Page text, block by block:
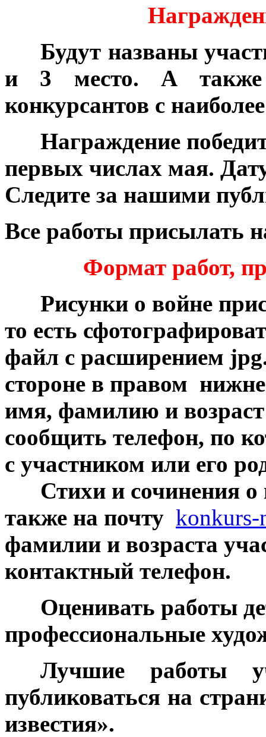
Будут названы
и 3 место. А также
конкурсантов с
Награждение
первых числах мая.
Следите за нашими
Все работы присылать
Формат работ,
Рисунки о войне
то есть
файл с расширением
стороне в правом
имя, фамилию и
сообщить телефон, по
с участником или его
Стихи и сочинения
также на почту
фамилии и возраста
контактный телефон.
Оценивать работы
профессиональные
Лучшие работы
публиковаться на
известия».